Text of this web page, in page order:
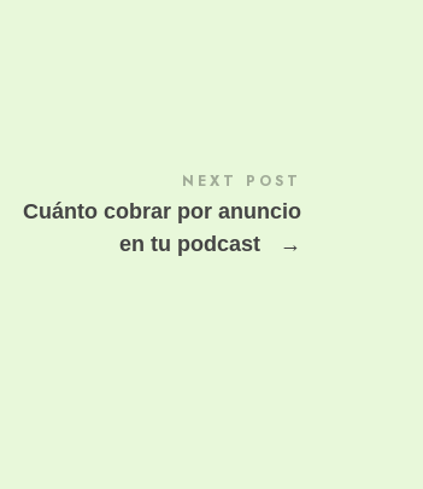
NEXT POST
Cuánto cobrar por anuncio
en tu podcast
→